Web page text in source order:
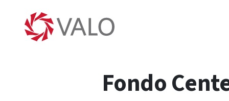
Fondo